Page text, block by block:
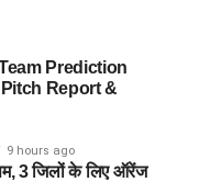
Prediction
Report &
9 hours ago
3 जिलों के लिए ऑरेंज